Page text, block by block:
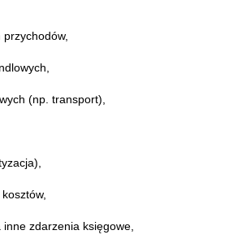
(np. transport),
zdarzenia księgowe,